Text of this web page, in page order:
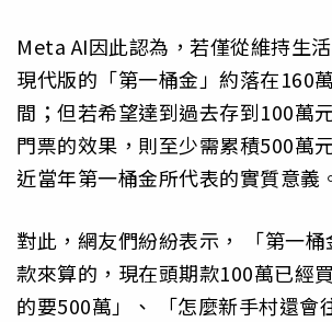
Meta AI因此認為，若僅從維持生
現代版的「第一桶金」約落在160
間；但若希望達到過去存到100萬
門票的效果，則至少需累積500萬
近當年第一桶金所代表的實質意義
對此，網友們紛紛表示， 「第一
款來算的，現在頭期款100萬已經
的要500萬」、 「怎麼新手村還會